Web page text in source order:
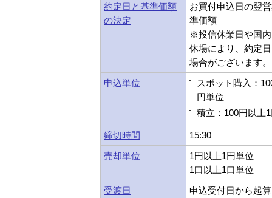
約定日と基準価額
の決定
お買付申込日の翌
準価額
※投信休業日や国
休場により、約定
場合がございます。
申込単位
スポット購入：
円単位
積立：100円以上
締切時間
15:30
売却単位
1円以上1円単位
1口以上1口単位
受渡日
申込受付日から起